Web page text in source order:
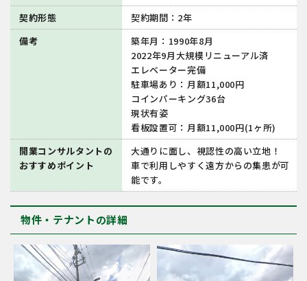
契約形態
契約期間：2年
備考
築年月：1990年8月
2022年9月大規模リニューアル済
エレベーター完備
駐車場あり：月額11,000円
コインパーキング36台
現状有姿
看板設置可：月額11,000円(1ヶ所)
開業コンサルタントの
おすすめポイント
大通りに面し、視認性の高い立地！
車で利用しやすく遠方からの集患が可
能です。
物件・テナントの詳細